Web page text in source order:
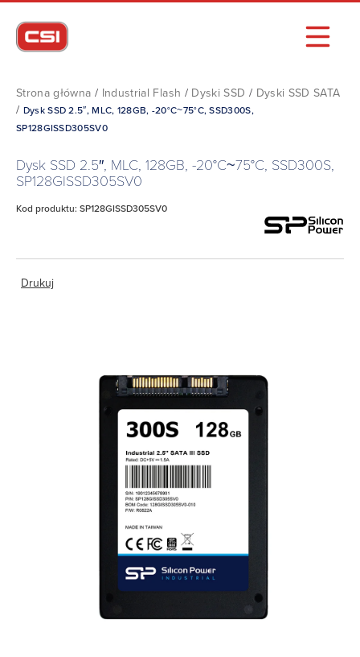
Strona główna / Industrial Flash / Dyski SSD / Dyski SSD SATA
/ Dysk SSD 2.5″, MLC, 128GB, -20°C~75°C, SSD300S,
SP128GISSD305SV0
Dysk SSD 2.5″, MLC, 128GB, -20°C~75°C, SSD300S,
SP128GISSD305SV0
Kod produktu: SP128GISSD305SV0
Drukuj